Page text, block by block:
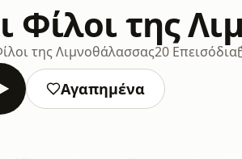
Φίλοι της
της Λιμνοθάλασσας20 Επεισόδια
Αγαπημένα